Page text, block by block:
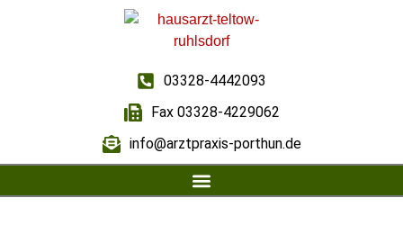
03328-4442093
Fax 03328-4229062
info@arztpraxis-porthun.de